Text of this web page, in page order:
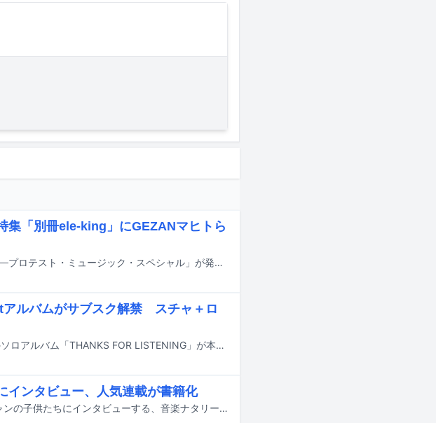
集「別冊ele-king」にGEZANマヒトら
3月30日に雑誌「別冊ele-king 音楽が世界を変える──プロテスト・ミュージック・スペシャル」が発売される。
ルバムがサブスク解禁 スチャ＋ロ
SHAKKAZOMBIEのトラックメイカー・TSUTCHIEのソロアルバム「THANKS FOR LISTENING」が本日12月26日に各サブスクリプションサービスで配信された。
インタビュー、人気連載が書籍化
作家 / イラストレーターのしまおまほがミュージシャンの子供たちにインタビューする、音楽ナタリーの連載企画が「しまおまほの おしえて！ミュージシャンのコドモNOW！」のタイトルで書籍化。11月21日にリットーミュージックから刊行される。